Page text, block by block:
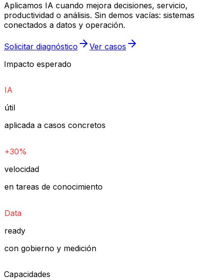
Aplicamos IA cuando mejora decisiones, servicio,
productividad o análisis. Sin demos vacías: sistemas
conectados a datos y operación.
Solicitar diagnóstico
Ver casos
Impacto esperado
IA
útil
aplicada a casos concretos
+30%
velocidad
en tareas de conocimiento
Data
ready
con gobierno y medición
Capacidades